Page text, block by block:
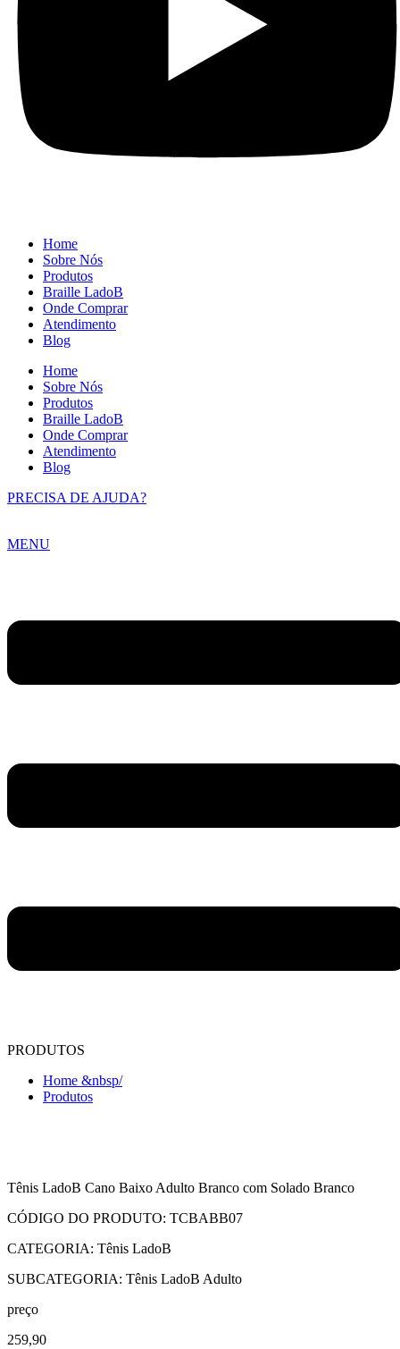
Home
Sobre Nós
Produtos
Braille LadoB
Onde Comprar
Atendimento
Blog
Home
Sobre Nós
Produtos
Braille LadoB
Onde Comprar
Atendimento
Blog
PRECISA DE AJUDA?
MENU
PRODUTOS
Home &nbsp/
Produtos
Tênis LadoB Cano Baixo Adulto Branco com Solado Branco
CÓDIGO DO PRODUTO: TCBABB07
CATEGORIA: Tênis LadoB
SUBCATEGORIA: Tênis LadoB Adulto
preço
259,90